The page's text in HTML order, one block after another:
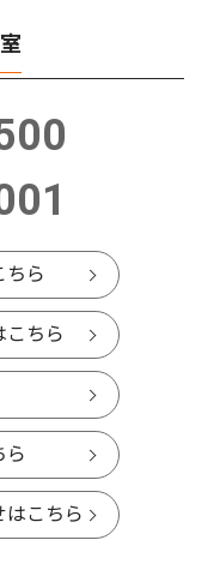
ちら
こちら
ら
はこちら